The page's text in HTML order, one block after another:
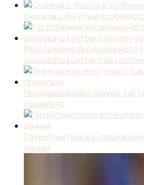
Сколково: льготы и
Расторжение лицензионного
разорвать контракт без
Перемаркировка товара: как
правильно
Патентный поиск в
данных